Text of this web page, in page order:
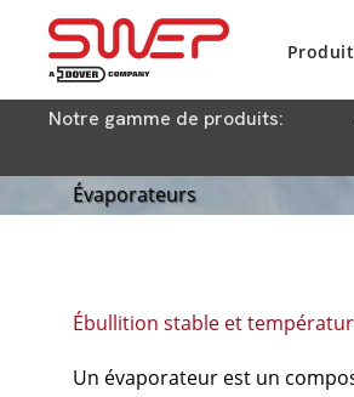
Produit
Notre gamme de produits:
Évaporateurs
Ébullition stable et
Un évaporateur est un